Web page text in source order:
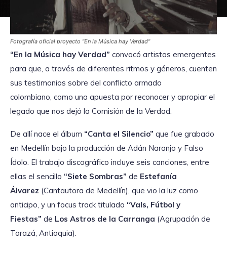
Fotografía oficial proyecto "En la Música hay Verdad"
“En la Música hay Verdad” convocó artistas emergentes
para que, a través de diferentes ritmos y géneros, cuenten
sus testimonios sobre del conflicto armado
colombiano, como una apuesta por reconocer y apropiar el
legado que nos dejó la Comisión de la Verdad.
De allí nace el álbum “Canta el Silencio” que fue grabado
en Medellín bajo la producción de Adán Naranjo y Falso
Ídolo. El trabajo discográfico incluye seis canciones, entre
ellas el sencillo “Siete Sombras” de Estefanía
Álvarez (Cantautora de Medellín), que vio la luz como
anticipo, y un focus track titulado “Vals, Fútbol y
Fiestas” de Los Astros de la Carranga (Agrupación de
Tarazá, Antioquia).